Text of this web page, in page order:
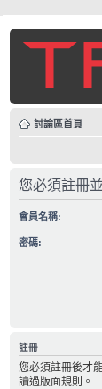
討論區首頁
您必須註冊
會員名稱:
密碼:
註冊
您必須註冊後才
讀過版面規則。